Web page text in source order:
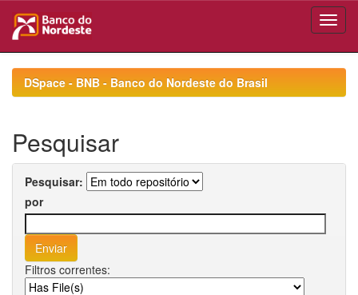
navigationDSpace - BNB - Banco do Nordeste do Brasil
Pesquisar
Pesquisar:
por
Filtros correntes: